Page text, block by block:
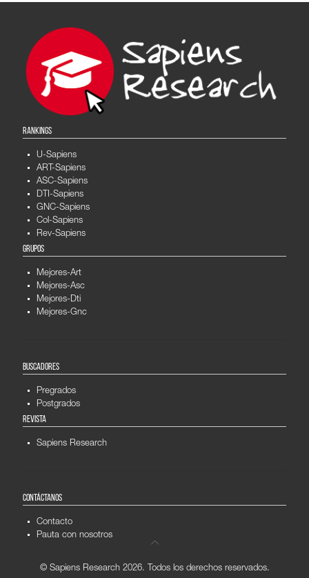
RANKINGS
U-Sapiens
ART-Sapiens
ASC-Sapiens
DTI-Sapiens
GNC-Sapiens
Col-Sapiens
Rev-Sapiens
GRUPOS
Mejores-Art
Mejores-Asc
Mejores-Dti
Mejores-Gnc
BUSCADORES
Pregrados
Postgrados
REVISTA
Sapiens Research
CONTÁCTANOS
Contacto
Pauta con nosotros
© Sapiens Research 2026. Todos los derechos reservados.